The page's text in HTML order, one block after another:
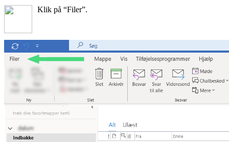
Klik på “Filer”.